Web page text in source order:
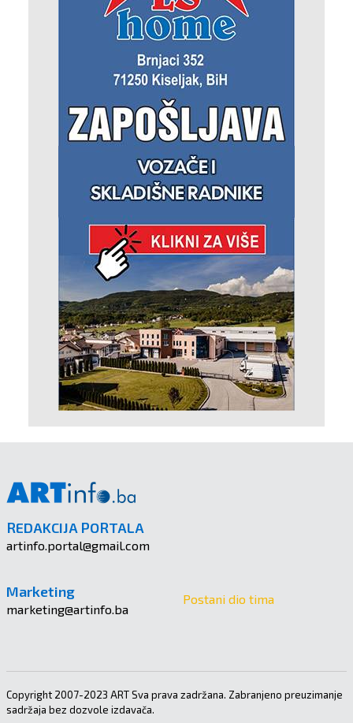
REDAKCIJA PORTALA
artinfo.portal@gmail.com
Marketing
marketing@artinfo.ba
Postani dio tima
Copyright 2007-2023 ART Sva prava zadržana. Zabranjeno preuzimanje
sadržaja bez dozvole izdavača.